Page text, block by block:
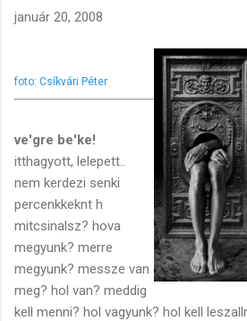
január 20, 2008
foto: Csíkvári Péter
ve'gre be'ke!
itthagyott, lelepett..
nem kerdezi senki
percenkkeknt h
mitcsinalsz? hova
megyunk? merre
megyunk? messze van
meg? hol van? meddig
kell menni? hol vagyunk? hol kell